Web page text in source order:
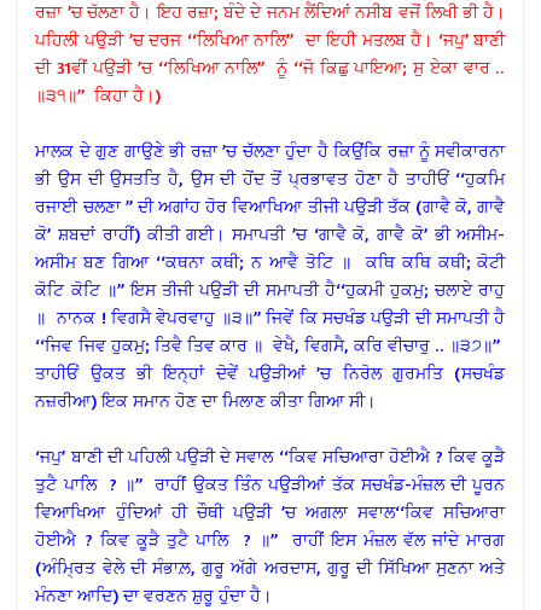
ਰਜ਼ਾ ’ਚ ਚੱਲਣਾ ਹੈ। ਇਹ ਰਜ਼ਾ; ਬੰਦੇ ਦੇ ਜਨਮ ਲੈਂਦਿਆਂ ਨਸੀਬ ਵਜੋਂ ਲਿਖੀ ਭੀ ਹੈ।
ਪਹਿਲੀ ਪਉੜੀ ’ਚ ਦਰਜ ‘‘ਲਿਖਿਆ ਨਾਲਿ’’ ਦਾ ਇਹੀ ਮਤਲਬ ਹੈ। ‘ਜਪੁ’ ਬਾਣੀ
ਦੀ 31ਵੀਂ ਪਉੜੀ ’ਚ ‘‘ਲਿਖਿਆ ਨਾਲਿ’’ ਨੂੰ ‘‘ਜੋ ਕਿਛੁ ਪਾਇਆ; ਸੁ ਏਕਾ ਵਾਰ ..
॥੩੧॥’’ ਕਿਹਾ ਹੈ।)
ਮਾਲਕ ਦੇ ਗੁਣ ਗਾਉਣੇ ਭੀ ਰਜ਼ਾ ’ਚ ਚੱਲਣਾ ਹੁੰਦਾ ਹੈ ਕਿਉਂਕਿ ਰਜ਼ਾ ਨੂੰ ਸਵੀਕਾਰਨਾ
ਭੀ ਉਸ ਦੀ ਉਸਤਤਿ ਹੈ, ਉਸ ਦੀ ਹੋਂਦ ਤੋਂ ਪ੍ਰਭਾਵਤ ਹੋਣਾ ਹੈ ਤਾਹੀਓਂ ‘‘ਹੁਕਮਿ
ਰਜਾਈ ਚਲਣਾ ’’ ਦੀ ਅਗਾਂਹ ਹੋਰ ਵਿਆਖਿਆ ਤੀਜੀ ਪਉੜੀ ਤੱਕ (ਗਾਵੈ ਕੋ, ਗਾਵੈ
ਕੋ’ ਸ਼ਬਦਾਂ ਰਾਹੀਂ) ਕੀਤੀ ਗਈ। ਸਮਾਪਤੀ ’ਚ ‘ਗਾਵੈ ਕੋ, ਗਾਵੈ ਕੋ’ ਭੀ ਅਸੀਮ-
ਅਸੀਮ ਬਣ ਗਿਆ ‘‘ਕਥਨਾ ਕਥੀ; ਨ ਆਵੈ ਤੋਟਿ ॥ ਕਥਿ ਕਥਿ ਕਥੀ; ਕੋਟੀ
ਕੋਟਿ ਕੋਟਿ ॥’’ ਇਸ ਤੀਜੀ ਪਉੜੀ ਦੀ ਸਮਾਪਤੀ ਹੈ‘‘ਹੁਕਮੀ ਹੁਕਮੁ; ਚਲਾਏ ਰਾਹੁ
॥ ਨਾਨਕ ! ਵਿਗਸੈ ਵੇਪਰਵਾਹੁ ॥੩॥’’ ਜਿਵੇਂ ਕਿ ਸਚਖੰਡ ਪਉੜੀ ਦੀ ਸਮਾਪਤੀ ਹੈ
‘‘ਜਿਵ ਜਿਵ ਹੁਕਮੁ; ਤਿਵੈ ਤਿਵ ਕਾਰ ॥ ਵੇਖੈ, ਵਿਗਸੈ, ਕਰਿ ਵੀਚਾਰੁ .. ॥੩੭॥’’
ਤਾਹੀਓਂ ਉਕਤ ਭੀ ਇਨ੍ਹਾਂ ਦੋਵੇਂ ਪਉੜੀਆਂ ’ਚ ਨਿਰੋਲ ਗੁਰਮਤਿ (ਸਚਖੰਡ
ਨਜ਼ਰੀਆ) ਇਕ ਸਮਾਨ ਹੋਣ ਦਾ ਮਿਲਾਣ ਕੀਤਾ ਗਿਆ ਸੀ।
‘ਜਪੁ’ ਬਾਣੀ ਦੀ ਪਹਿਲੀ ਪਉੜੀ ਦੇ ਸਵਾਲ ‘‘ਕਿਵ ਸਚਿਆਰਾ ਹੋਈਐ ? ਕਿਵ ਕੂੜੈ
ਤੁਟੈ ਪਾਲਿ ? ॥’’ ਰਾਹੀਂ ਉਕਤ ਤਿੰਨ ਪਉੜੀਆਂ ਤੱਕ ਸਚਖੰਡ-ਮੰਜ਼ਲ ਦੀ ਪੂਰਨ
ਵਿਆਖਿਆ ਹੁੰਦਿਆਂ ਹੀ ਚੌਥੀ ਪਉੜੀ ’ਚ ਅਗਲਾ ਸਵਾਲ‘‘ਕਿਵ ਸਚਿਆਰਾ
ਹੋਈਐ ? ਕਿਵ ਕੂੜੈ ਤੁਟੈ ਪਾਲਿ ? ॥’’ ਰਾਹੀਂ ਇਸ ਮੰਜ਼ਲ ਵੱਲ ਜਾਂਦੇ ਮਾਰਗ
(ਅੰਮ੍ਰਿਤ ਵੇਲੇ ਦੀ ਸੰਭਾਲ਼, ਗੁਰੂ ਅੱਗੇ ਅਰਦਾਸ, ਗੁਰੂ ਦੀ ਸਿੱਖਿਆ ਸੁਣਨਾ ਅਤੇ
ਮੰਨਣਾ ਆਦਿ) ਦਾ ਵਰਣਨ ਸ਼ੁਰੂ ਹੁੰਦਾ ਹੈ।